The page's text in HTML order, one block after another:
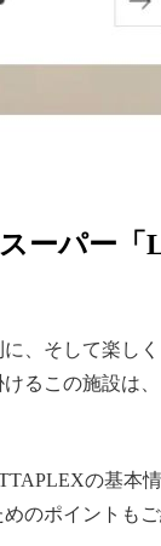
スーパー
、そして楽し
るこの施設は
の基本
のポイントも